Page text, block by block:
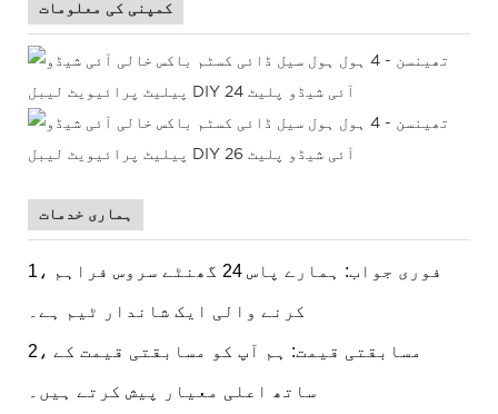
کمپنی کی معلومات
ہماری خدمات
1، فوری جواب: ہمارے پاس 24 گھنٹے سروس فراہم
کرنے والی ایک شاندار ٹیم ہے۔
2، مسابقتی قیمت: ہم آپ کو مسابقتی قیمت کے
ساتھ اعلی معیار پیش کرتے ہیں۔